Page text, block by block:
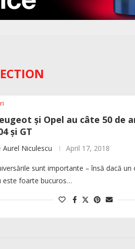
și Opel au câte 50 de
și GT
Aurel Niculescu April 17, 2018
sunt importante – însă dacă un
este foarte bucuros…